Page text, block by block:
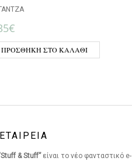
€
ΠΡΟΣΘΉΚΗ ΣΤΟ ΚΑΛΆΘΙ
& Stuff”είναι το νέο φανταστικό e-